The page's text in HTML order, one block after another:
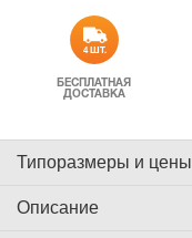
4 ШТ.
БЕСПЛАТНАЯ
ДОСТАВКА
Типоразмеры и цены
Описание